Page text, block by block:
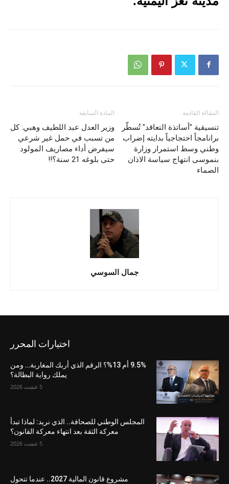
المادة السابقة
وزير العدل عبد اللطيف وهبي: كل
من تسبب في حمل غير شرعي
سيفرض أداء مصاريف المولود
حتى بلوغه 21 سنة؟!!
المقالة القادمة
تنسيقية "أساتذة التعاقد" تُسطّر
برانامجاً احتجاجياً بدايته إضراب
وطني وسط استمرار وزارة
بنموسى انتهاج سياسة الاذان
الصماء
جمال السوسي
اختيارات المحرر
9.5% أم 13%؟ الرقم الذي أربك المغاربة… ومن
يملك رواية البطالة؟
5 غشت 2026
المجلس الوطني للصحافة.. الذي نريد: لماذا تبدأ
معركة الثقة بعد انتهاء معركة القانون؟
5 غشت 2026
مشروع قانون المالية 2027.. عندما تتحول